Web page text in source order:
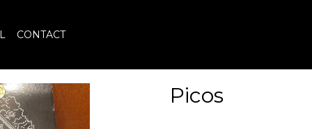
CONTACT
Picos